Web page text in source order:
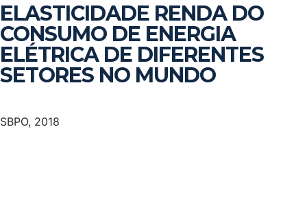
ELASTICIDADE RENDA DO
CONSUMO DE ENERGIA
ELÉTRICA DE DIFERENTES
SETORES NO MUNDO
SBPO, 2018